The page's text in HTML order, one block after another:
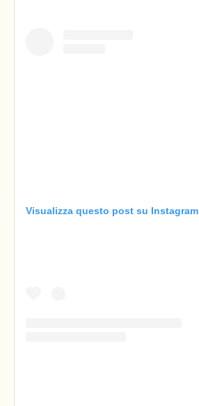
Visualizza questo post su Instagram